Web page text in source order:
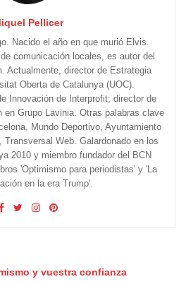
Pellicer
Nacido el año en que murió Elvis.
comunicación locales, es autor del
Actualmente, director de Estrategia
Oberta de Catalunya (UOC).
Innovación de Interprofit; director de
en Grupo Lavinia. Otras palabras clave
Mundo Deportivo, Ayuntamiento
Transversal Web. Galardonado en los
2010 y miembro fundador del BCN
'Optimismo para periodistas' y 'La
en la era Trump'.
y vuestra confianza